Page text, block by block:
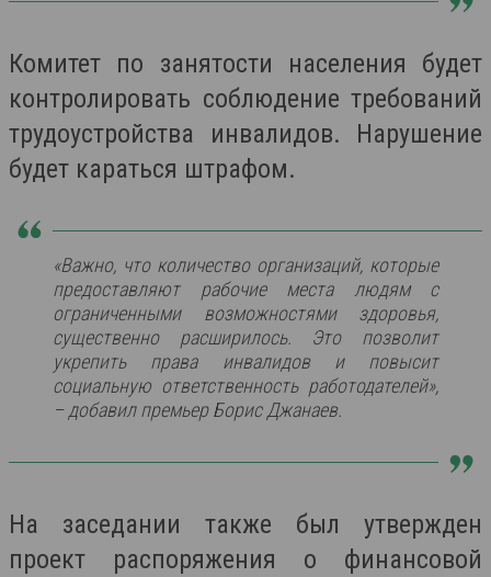
Комитет по занятости населения будет
контролировать соблюдение требований
трудоустройства инвалидов. Нарушение
будет караться штрафом.
«Важно, что количество организаций, которые
предоставляют рабочие места людям с
ограниченными возможностями здоровья,
существенно расширилось. Это позволит
укрепить права инвалидов и повысит
социальную ответственность работодателей»,
– добавил премьер Борис Джанаев.
На заседании также был утвержден
проект распоряжения о финансовой